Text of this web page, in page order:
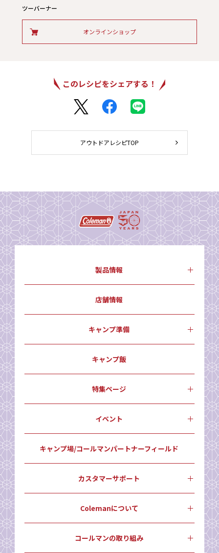
ツーバーナー
オンラインショップ
このレシピをシェアする！
アウトドアレシピTOP
製品情報
店舗情報
キャンプ準備
キャンプ飯
特集ページ
イベント
キャンプ場/コールマンパートナーフィールド
カスタマーサポート
Colemanについて
コールマンの取り組み